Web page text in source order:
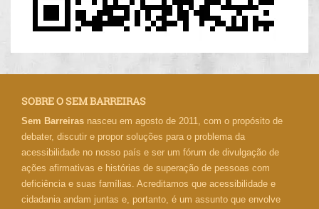
SOBRE O SEM BARREIRAS
Sem Barreiras nasceu em agosto de 2011, com o propósito de
debater, discutir e propor soluções para o problema da
acessibilidade no nosso país e ser um fórum de divulgação de
ações afirmativas e histórias de superação de pessoas com
deficiência e suas famílias. Acreditamos que acessibilidade e
cidadania andam juntas e, portanto, é um assunto que envolve